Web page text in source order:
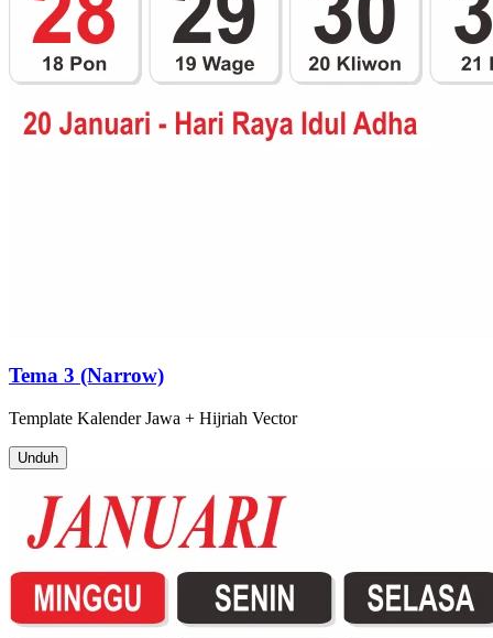
Tema 3 (Narrow)
Template Kalender Jawa + Hijriah Vector
Unduh